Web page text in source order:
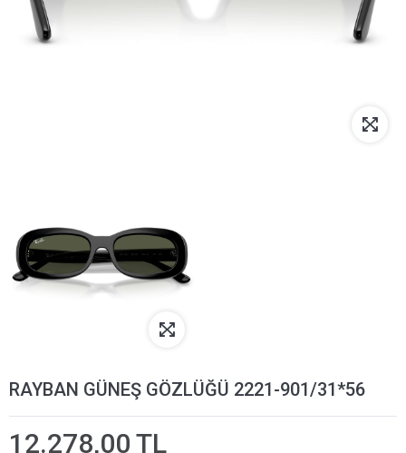
RAYBAN GÜNEŞ GÖZLÜĞÜ 2221-901/31*56
12.278,00 TL